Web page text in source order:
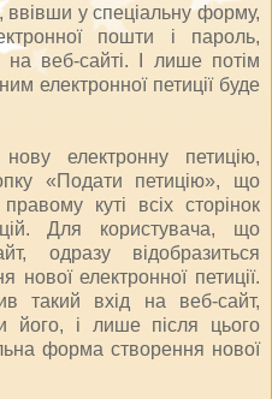
ввівши у спеціальну форму,
пошти і пароль,
на веб-сайті. І лише потім
електронної петиції буде
електронну петицію,
«Подати петицію», що
куті всіх сторінок
Для користувача, що
одразу відобразиться
електронної петиції.
такий вхід на веб-сайт,
його, і лише після цього
форма створення нової